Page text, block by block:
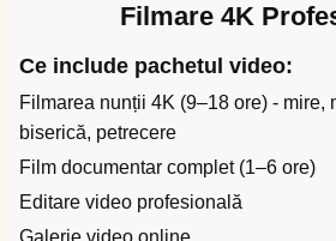
Filmare 4K
Ce include pachetul video:
Filmarea nunții 4K (9–18 ore) - mire,
biserică, petrecere
Film documentar complet (1–6 ore)
Editare video profesională